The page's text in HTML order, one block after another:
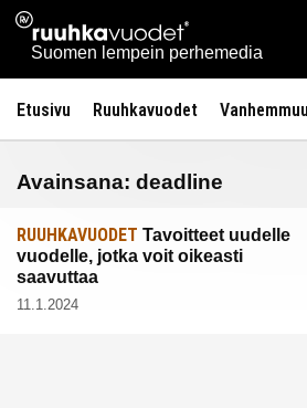
Siirry
sisältöön
Ruuhkavuodet.fi
Suomen lempein perhemedia
Etusivu Ruuhkavuodet
Avainsana: deadline
RUUHKAVUODET Tavoitteet uudelle
vuodelle, jotka voit oikeasti
saavuttaa
11.1.2024